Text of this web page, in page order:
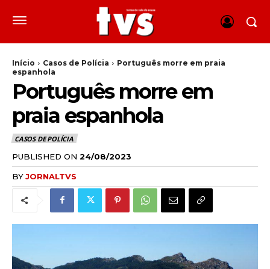
Início Casos de Polícia
Português morre em praia
espanhola
Português morre em
praia espanhola
CASOS DE POLÍCIA
PUBLISHED ON 24/08/2023
BYJORNALTVS